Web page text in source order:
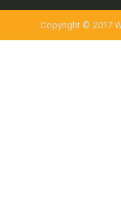
Copyright © 2017